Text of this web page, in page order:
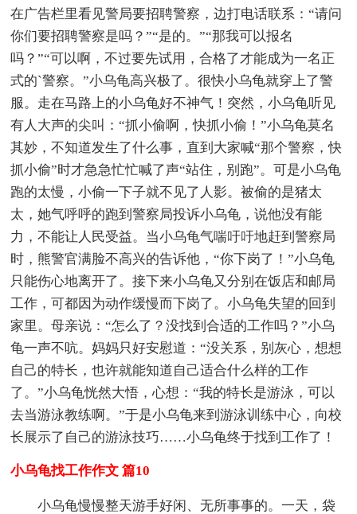
在广告栏里看见警局要招聘警察，边打电话联系：“请问
你们要招聘警察是吗？”“是的。”“那我可以报名
吗？”“可以啊，不过要先试用，合格了才能成为一名正
式的`警察。”小乌龟高兴极了。很快小乌龟就穿上了警
服。走在马路上的小乌龟好不神气！突然，小乌龟听见
有人大声的尖叫：“抓小偷啊，快抓小偷！”小乌龟莫名
其妙，不知道发生了什么事，直到大家喊“那个警察，快
抓小偷”时才急急忙忙喊了声“站住，别跑”。可是小乌龟
跑的太慢，小偷一下子就不见了人影。被偷的是猪太
太，她气呼呼的跑到警察局投诉小乌龟，说他没有能
力，不能让人民受益。当小乌龟气喘吁吁地赶到警察局
时，熊警官满脸不高兴的告诉他，“你下岗了！”小乌龟
只能伤心地离开了。接下来小乌龟又分别在饭店和邮局
工作，可都因为动作缓慢而下岗了。小乌龟失望的回到
家里。母亲说：“怎么了？没找到合适的工作吗？”小乌
龟一声不吭。妈妈只好安慰道：“没关系，别灰心，想想
自己的特长，也许就能知道自己适合什么样的工作
了。”小乌龟恍然大悟，心想：“我的特长是游泳，可以
去当游泳教练啊。”于是小乌龟来到游泳训练中心，向校
长展示了自己的游泳技巧……小乌龟终于找到工作了！
小乌龟找工作作文 篇10
小乌龟慢慢整天游手好闲、无所事事的。一天，袋